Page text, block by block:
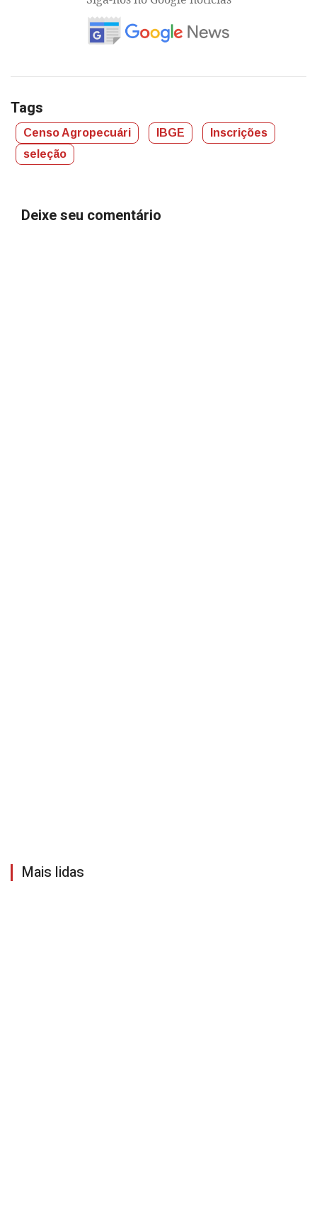
Tags
Censo Agropecuári IBGE
Inscrições
seleção
Deixe seu comentário
Mais lidas